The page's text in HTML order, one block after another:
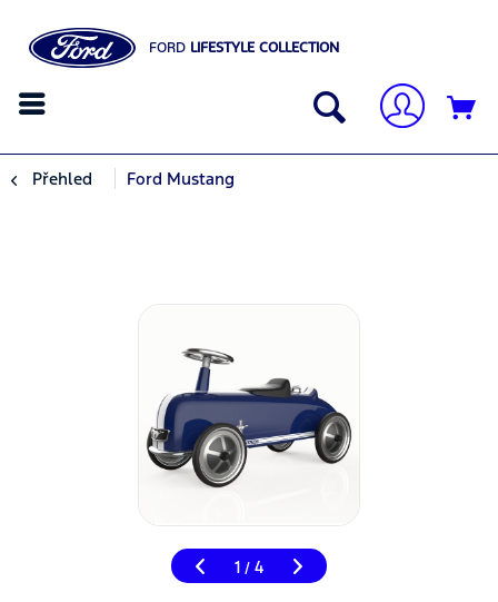
FORD LIFESTYLE COLLECTION
Přehled Ford Mustang
1 / 4